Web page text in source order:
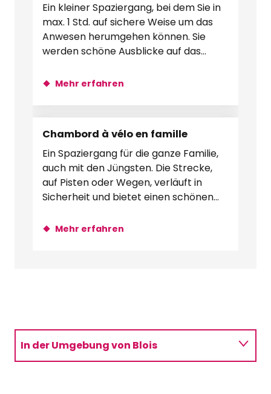
Ein kleiner Spaziergang, bei dem Sie in
max. 1 Std. auf sichere Weise um das
Anwesen herumgehen können. Sie
werden schöne Ausblicke auf das
Mehr erfahren
Chambord à vélo en famille
Ein Spaziergang für die ganze Familie,
auch mit den Jüngsten. Die Strecke,
auf Pisten oder Wegen, verläuft in
Sicherheit und bietet einen schönen
Mehr erfahren
In der Umgebung von Blois